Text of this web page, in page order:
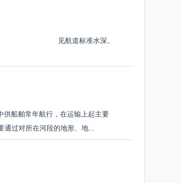
见航道标准水深。
供船舶常年航行，在运输上起主要
过对所在河段的地形、地...